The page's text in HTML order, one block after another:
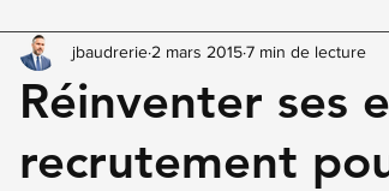
Fidélisation HR-Tech
des talents Marketing digital RH
Réinventer ses
recrutement
jbaudrerie 2 mars 20157 min de lecture